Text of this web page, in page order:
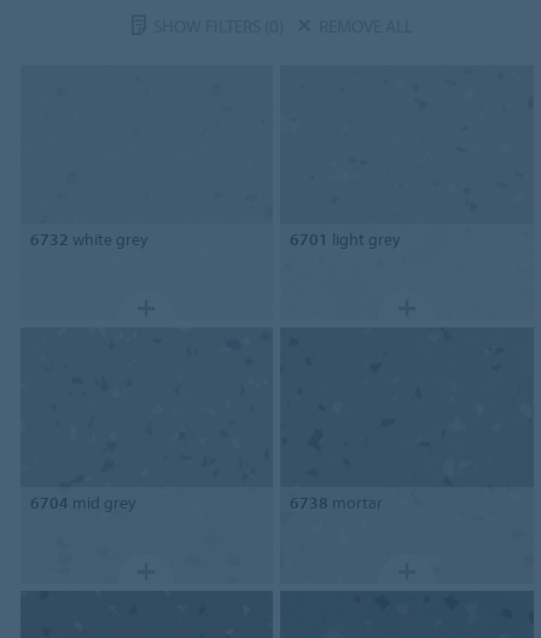
6732 white grey 6701 light grey
6704 mid grey 6738 mortar